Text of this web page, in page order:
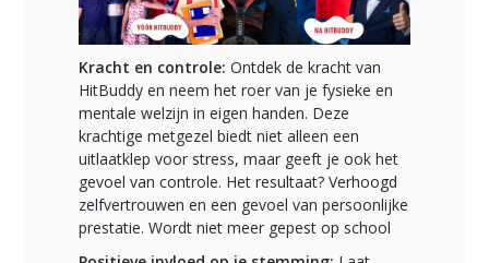
Kracht en controle: Ontdek de kracht van
HitBuddy en neem het roer van je fysieke en
mentale welzijn in eigen handen. Deze
krachtige metgezel biedt niet alleen een
uitlaatklep voor stress, maar geeft je ook het
gevoel van controle. Het resultaat? Verhoogd
zelfvertrouwen en een gevoel van persoonlijke
prestatie. Wordt niet meer gepest op school